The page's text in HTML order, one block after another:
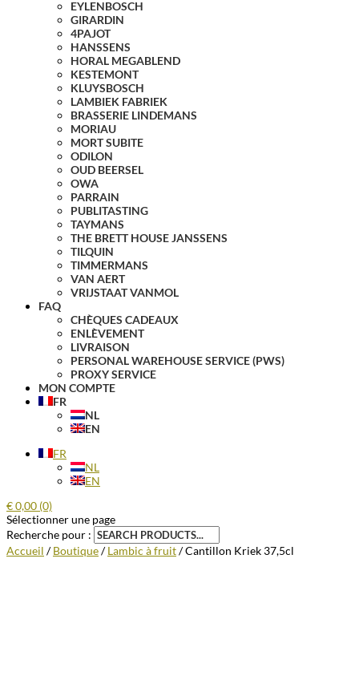
EYLENBOSCH
GIRARDIN
4PAJOT
HANSSENS
HORAL MEGABLEND
KESTEMONT
KLUYSBOSCH
LAMBIEK FABRIEK
BRASSERIE LINDEMANS
MORIAU
MORT SUBITE
ODILON
OUD BEERSEL
OWA
PARRAIN
PUBLITASTING
TAYMANS
THE BRETT HOUSE JANSSENS
TILQUIN
TIMMERMANS
VAN AERT
VRIJSTAAT VANMOL
FAQ
CHÈQUES CADEAUX
ENLÈVEMENT
LIVRAISON
PERSONAL WAREHOUSE SERVICE (PWS)
PROXY SERVICE
MON COMPTE
FR
NL
EN
FR
NL
EN
€0,00 (0)
Sélectionner une page
Recherche pour :
Accueil /Boutique/Lambic à fruit/ Cantillon Kriek 37,5cl